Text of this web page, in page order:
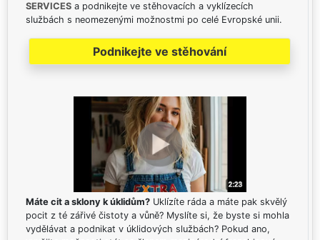
SERVICES a podnikejte ve stěhovacích a vyklízecích
službách s neomezenými možnostmi po celé Evropské unii.
Podnikejte ve stěhování
Máte cit a sklony k úklidům? Uklízíte ráda a máte pak skvělý
pocit z té zářivé čistoty a vůně? Myslíte si, že byste si mohla
vydělávat a podnikat v úklidových službách? Pokud ano,